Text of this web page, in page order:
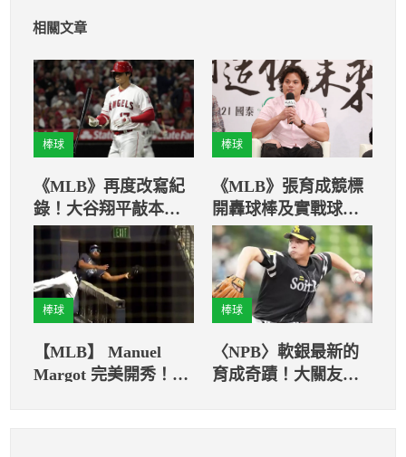
相關文章
棒球
《MLB》再度改寫紀
錄！大谷翔平敲本季
第17轟
棒球
《MLB》張育成競標
開轟球棒及實戰球衣
做公益
棒球
【MLB】 Manuel
Margot 完美開秀！開
棒球
〈NPB〉軟銀最新的
育成奇蹟！大關友久